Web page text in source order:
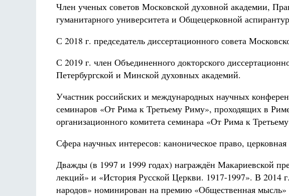
Член ученых советов Московской духовной академии,
гуманитарного университета и Общецерковной
С 2018 г. председатель диссертационного совета
С 2019 г. член Объединенного докторского
Петербургской и Минской духовных академий.
Участник российских и международных научных
семинаров «От Рима к Третьему Риму», проходящих в
организационного комитета семинара «От Рима к
Сфера научных интересов: каноническое право,
Дважды (в 1997 и 1999 годах) награждён Макариевской
лекций» и «История Русской Церкви. 1917-1997». В 2014
народов» номинирован на премию «Общественная